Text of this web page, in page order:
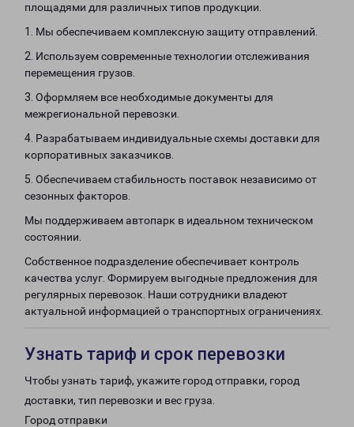
площадями для различных типов продукции.
1. Мы обеспечиваем комплексную защиту отправлений.
2. Используем современные технологии отслеживания
перемещения грузов.
3. Оформляем все необходимые документы для
межрегиональной перевозки.
4. Разрабатываем индивидуальные схемы доставки для
корпоративных заказчиков.
5. Обеспечиваем стабильность поставок независимо от
сезонных факторов.
Мы поддерживаем автопарк в идеальном техническом
состоянии.
Собственное подразделение обеспечивает контроль
качества услуг. Формируем выгодные предложения для
регулярных перевозок. Наши сотрудники владеют
актуальной информацией о транспортных ограничениях.
Узнать тариф и срок перевозки
Чтобы узнать тариф, укажите город отправки, город
доставки, тип перевозки и вес груза.
Город отправки